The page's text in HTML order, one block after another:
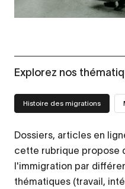
Explorez nos
Histoire des migrations
Dossiers, articles en
cette rubrique propose
l'immigration par
thématiques (travail,